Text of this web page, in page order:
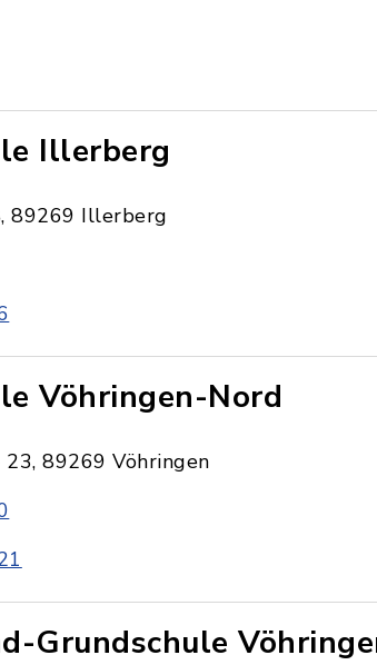
Illerberg
89269 Illerberg
Vöhringen-Nord
89269 Vöhringen
Grundschule